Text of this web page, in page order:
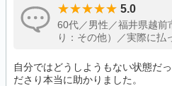
5.0
60代／男性／福井県越前
り：その他）／実際に払
自分ではどうしようもない状態だ
ださり本当に助かりました。